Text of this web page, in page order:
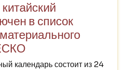
в список
календарь состоит из 24